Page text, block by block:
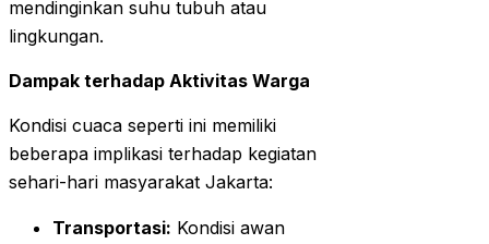
mendinginkan suhu tubuh atau
lingkungan.
Dampak terhadap Aktivitas Warga
Kondisi cuaca seperti ini memiliki
beberapa implikasi terhadap kegiatan
sehari-hari masyarakat Jakarta:
Transportasi: Kondisi awan